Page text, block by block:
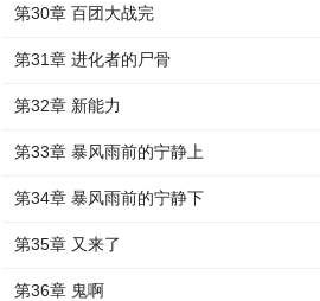
第30章 百团大战完
第31章 进化者的尸骨
第32章 新能力
第33章 暴风雨前的宁静上
第34章 暴风雨前的宁静下
第35章 又来了
第36章 鬼啊